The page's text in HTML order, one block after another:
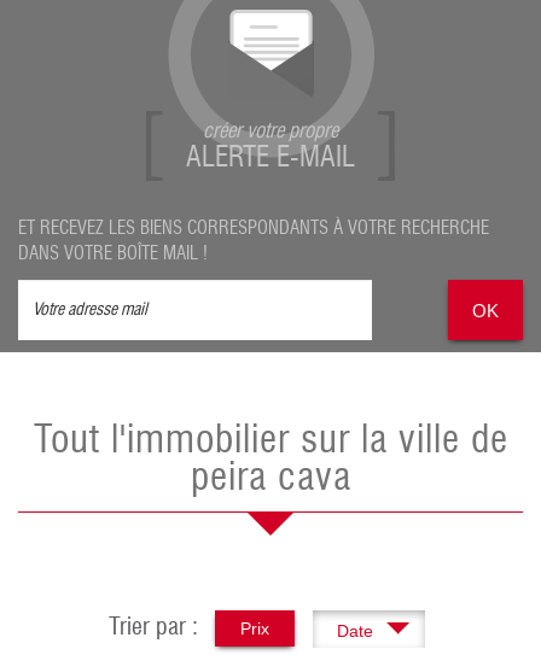
créer votre propre
ALERTE E-MAIL
ET RECEVEZ LES BIENS CORRESPONDANTS À VOTRE RECHERCHE
DANS VOTRE BOÎTE MAIL !
OK
Tout l'immobilier sur la ville de
peira cava
Trier par : Prix Date